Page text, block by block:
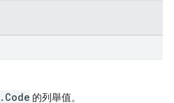
的列舉值。